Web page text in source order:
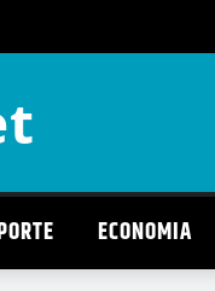
ECONOMIA